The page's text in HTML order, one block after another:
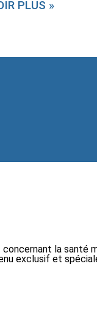
PLUS »
la santé
exclusif et